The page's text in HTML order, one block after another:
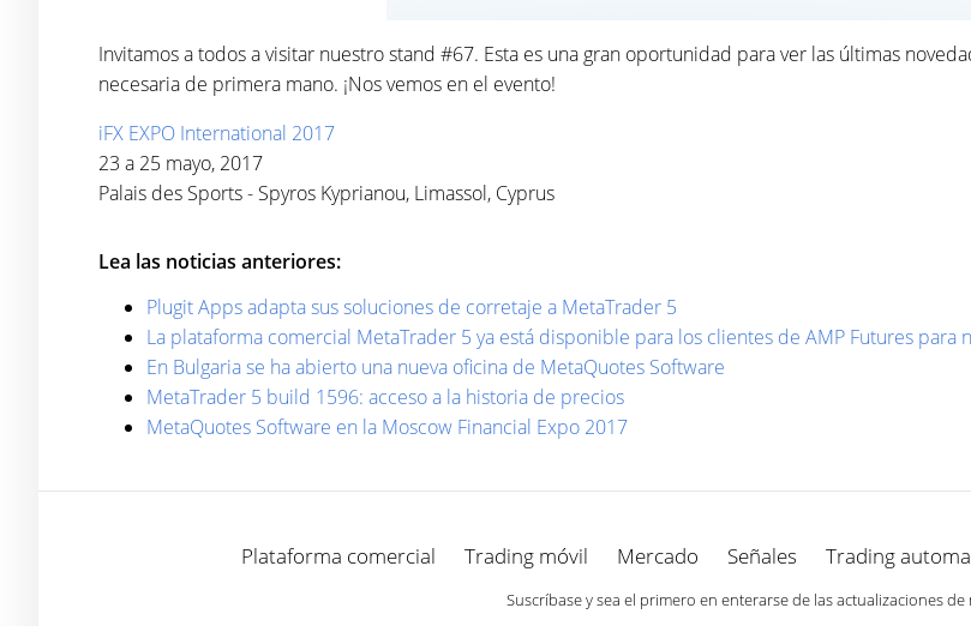
Invitamos a todos a visitar nuestro stand #67. Esta es una gran oportunidad para ver las últimas
necesaria de primera mano. ¡Nos vemos en el evento!
iFX EXPO International 2017
23 a 25 mayo, 2017
Palais des Sports - Spyros Kyprianou, Limassol, Cyprus
Lea las noticias anteriores:
Plugit Apps adapta sus soluciones de corretaje a MetaTrader 5
La plataforma comercial MetaTrader 5 ya está disponible para los clientes de AMP Futures para
En Bulgaria se ha abierto una nueva oficina de MetaQuotes Software
MetaTrader 5 build 1596: acceso a la historia de precios
MetaQuotes Software en la Moscow Financial Expo 2017
Plataforma comercial Trading móvil Mercado Señales Trading
Suscríbase y sea el primero en enterarse de las actualizaciones